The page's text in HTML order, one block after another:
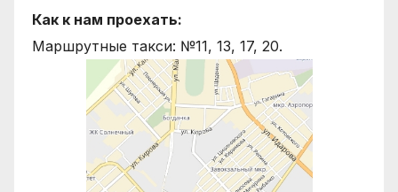
Как к нам проехать:
Маршрутные такси: №11, 13, 17, 20.